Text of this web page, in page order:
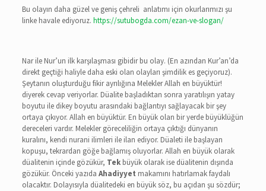
Bu olayın daha güzel ve geniş çehreli anlatımı için okurlarımızı şu
linke havale ediyoruz. https://sutubogda.com/ezan-ve-slogan/
Nar ile Nur’un ilk karşılaşması gibidir bu olay. (En azından Kur’an’da
direkt geçtiği haliyle daha eski olan olayları şimdilik es geçiyoruz).
Şeytanın oluşturduğu fikir ayrılığına Melekler Allah en büyüktür!
diyerek cevap veriyorlar. Düalite başladıktan sonra yaratılışın yatay
boyutu ile dikey boyutu arasındaki bağlantıyı sağlayacak bir şey
ortaya çıkıyor. Allah en büyüktür. En büyük olan bir yerde büyüklüğün
dereceleri vardır. Melekler göreceliliğin ortaya çıktığı dünyanın
kuralını, kendi nurani ilimleri ile ilan ediyor. Düaleti ile başlayan
kopuşu, tekrardan göğe bağlamış oluyorlar. Allah en büyük olarak
düalitenin içinde gözükür, Tekbüyük olarak ise düalitenin dışında
gözükür. Önceki yazıda Ahadiyyet makamını hatırlamak faydalı
olacaktır. Dolayısıyla düalitedeki en büyük söz, bu açıdan şu sözdür;